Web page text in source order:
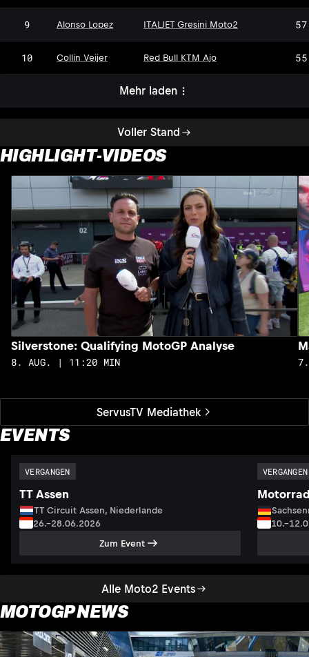
Voller Stand
9 Alonso Lopez ITALJET Gresini Moto2
10 Collin Veijer Red Bull KTM Ajo
Mehr laden
HIGHLIGHT-VIDEOS
ServusTV Mediathek
Silverstone: Qualifying MotoGP Analyse
8. AUG. | 11:20 MIN
EVENTS
Alle Moto2 Events
VERGANGEN
TT Assen
TT Circuit Assen, Niederlande
26.–28.06.2026
Zum Event
VERGANGEN
MOTOGP NEWS